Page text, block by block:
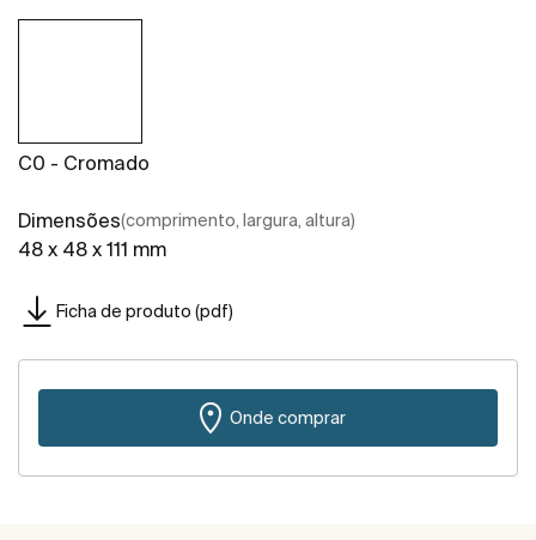
C0 - Cromado
Dimensões(comprimento, largura, altura)
48 x 48 x 111 mm
Ficha de produto (pdf)
Onde comprar